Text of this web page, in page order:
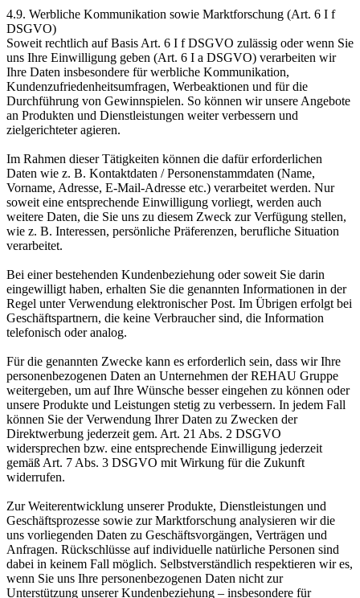
4.9. Werbliche Kommunikation sowie Marktforschung (Art. 6 I f
DSGVO)
Soweit rechtlich auf Basis Art. 6 I f DSGVO zulässig oder wenn Sie
uns Ihre Einwilligung geben (Art. 6 I a DSGVO) verarbeiten wir
Ihre Daten insbesondere für werbliche Kommunikation,
Kundenzufriedenheits­umfragen, Werbeaktionen und für die
Durchführung von Gewinnspielen. So können wir unsere Angebote
an Produkten und Dienstleistungen weiter verbessern und
zielgerichteter agieren.
Im Rahmen dieser Tätigkeiten können die dafür erforderlichen
Daten wie z. B. Kontaktdaten / Personenstammdaten (Name,
Vorname, Adresse, E-Mail-Adresse etc.) verarbeitet werden. Nur
soweit eine entsprechende Einwilligung vorliegt, werden auch
weitere Daten, die Sie uns zu diesem Zweck zur Verfügung stellen,
wie z. B. Interessen, persönliche Präferenzen, berufliche Situation
verarbeitet.
Bei einer bestehenden Kundenbeziehung oder soweit Sie darin
eingewilligt haben, erhalten Sie die genannten Informationen in der
Regel unter Verwendung elektronischer Post. Im Übrigen erfolgt bei
Geschäftspartnern, die keine Verbraucher sind, die Information
telefonisch oder analog.
Für die genannten Zwecke kann es erforderlich sein, dass wir Ihre
personenbezogenen Daten an Unternehmen der REHAU Gruppe
weitergeben, um auf Ihre Wünsche besser eingehen zu können oder
unsere Produkte und Leistungen stetig zu verbessern. In jedem Fall
können Sie der Verwendung Ihrer Daten zu Zwecken der
Direktwerbung jederzeit gem. Art. 21 Abs. 2 DSGVO
widersprechen bzw. eine entsprechende Einwilligung jederzeit
gemäß Art. 7 Abs. 3 DSGVO mit Wirkung für die Zukunft
widerrufen.
Zur Weiterentwicklung unserer Produkte, Dienstleistungen und
Geschäftsprozesse sowie zur Marktforschung analysieren wir die
uns vorliegenden Daten zu Geschäftsvorgängen, Verträgen und
Anfragen. Rückschlüsse auf individuelle natürliche Personen sind
dabei in keinem Fall möglich. Selbstverständlich respektieren wir es,
wenn Sie uns Ihre personenbezogenen Daten nicht zur
Unterstützung unserer Kundenbeziehung – insbesondere für